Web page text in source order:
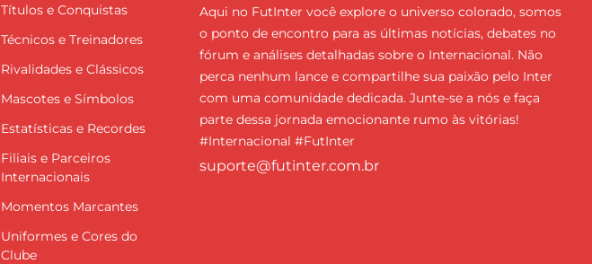
Títulos e Conquistas
Técnicos e Treinadores
Rivalidades e Clássicos
Mascotes e Símbolos
Estatísticas e Recordes
Filiais e Parceiros
Internacionais
Momentos Marcantes
Uniformes e Cores do
Clube
Aqui no FutInter você explore o universo colorado, somos
o ponto de encontro para as últimas notícias, debates no
fórum e análises detalhadas sobre o Internacional. Não
perca nenhum lance e compartilhe sua paixão pelo Inter
com uma comunidade dedicada. Junte-se a nós e faça
parte dessa jornada emocionante rumo às vitórias!
#Internacional #FutInter
suporte@futinter.com.br